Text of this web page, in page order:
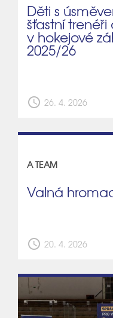
Děti s
šťastní
v hokejové
2025/26
schedule 26. 4. 2026
A TEAM
Valná
schedule 20. 4. 2026